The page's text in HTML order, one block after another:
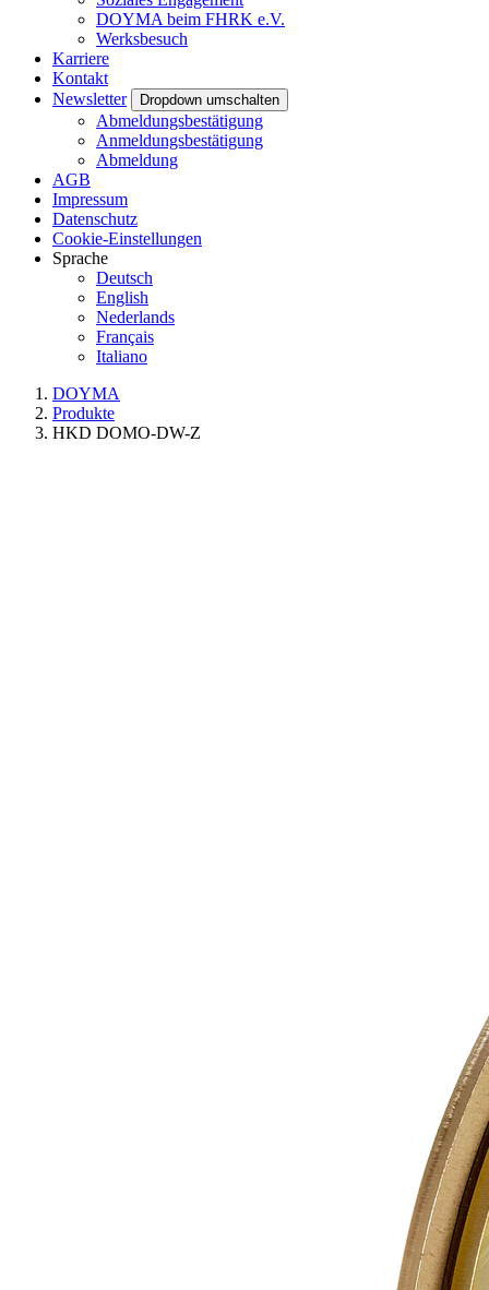
DOYMA beim FHRK e.V.
Werksbesuch
Karriere
Kontakt
Newsletter
Dropdown umschalten
Abmeldungsbestätigung
Anmeldungsbestätigung
Abmeldung
AGB
Impressum
Datenschutz
Cookie-Einstellungen
Sprache
Deutsch
English
Nederlands
Français
Italiano
DOYMA
Produkte
HKD DOMO-DW-Z